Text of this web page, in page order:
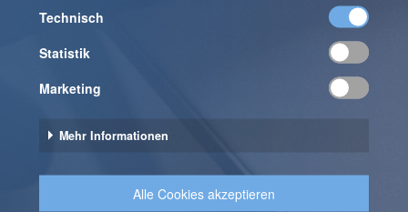
Bildklassifikation) zurückgegeben wird, wird zusätzlich
Veröffentlichung einer Nachricht im Message Broker
anschließend alle nicht zeitkritischen Schritte
durchgeführt. In diesem Teil können ebenfalls
Analysen durchgeführt werden (z. B. um zu verhindern,
dass Bilder mit Gesichtern gespeichert werden).